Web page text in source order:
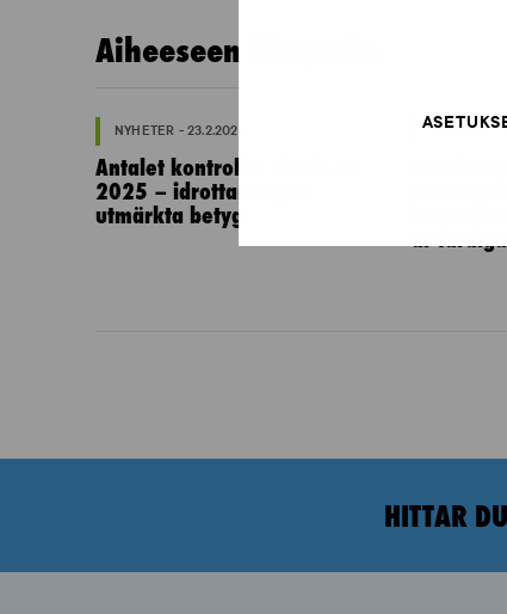
Aiheeseen liittyvää:
NYHETER - 23.2.2026
Antalet kontroller ökade år
2025 – idrottarna gav
utmärkta betyg
NYHETER -
är färdiga
HITTAR